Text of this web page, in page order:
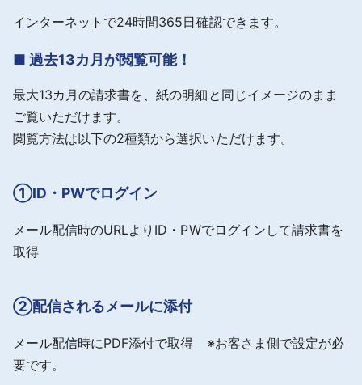
インターネットで24時間365日確認できます。
■ 過去13カ月が閲覧可能！
最大13カ月の請求書を、紙の明細と同じイメージのまま
ご覧いただけます。
閲覧方法は以下の2種類から選択いただけます。
①ID・PWでログイン
メール配信時のURLよりID・PWでログインして請求書を
取得
②配信されるメールに添付
メール配信時にPDF添付で取得 ※お客さま側で設定が必
要です。